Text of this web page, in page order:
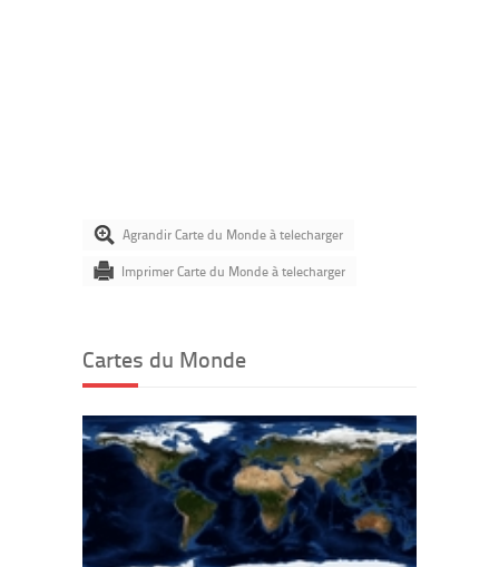
Agrandir Carte du Monde à telecharger
Imprimer Carte du Monde à telecharger
Cartes du Monde